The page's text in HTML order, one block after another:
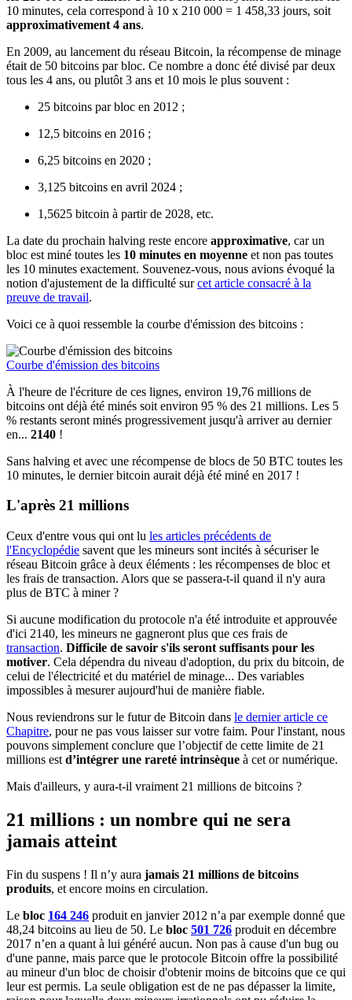
10 minutes, cela correspond à 10 x 210 000 = 1 458,33 jours, soit
approximativement 4 ans.
En 2009, au lancement du réseau Bitcoin, la récompense de minage
était de 50 bitcoins par bloc. Ce nombre a donc été divisé par deux
tous les 4 ans, ou plutôt 3 ans et 10 mois le plus souvent :
25 bitcoins par bloc en 2012 ;
12,5 bitcoins en 2016 ;
6,25 bitcoins en 2020 ;
3,125 bitcoins en avril 2024 ;
1,5625 bitcoin à partir de 2028, etc.
La date du prochain halving reste encore approximative, car un
bloc est miné toutes les 10 minutes en moyenne et non pas toutes
les 10 minutes exactement. Souvenez-vous, nous avions évoqué la
notion d'ajustement de la difficulté surcet article consacré à la
preuve de travail.
Voici ce à quoi ressemble la courbe d'émission des bitcoins :
Courbe d'émission des bitcoins
À l'heure de l'écriture de ces lignes, environ 19,76 millions de
bitcoins ont déjà été minés soit environ 95 % des 21 millions. Les 5
% restants seront minés progressivement jusqu'à arriver au dernier
en... 2140 !
Sans halving et avec une récompense de blocs de 50 BTC toutes les
10 minutes, le dernier bitcoin aurait déjà été miné en 2017 !
L'après 21 millions
Ceux d'entre vous qui ont lu les articles précédents de
l'Encyclopédie savent que les mineurs sont incités à sécuriser le
réseau Bitcoin grâce à deux éléments : les récompenses de bloc et
les frais de transaction. Alors que se passera-t-il quand il n'y aura
plus de BTC à miner ?
Si aucune modification du protocole n'a été introduite et approuvée
d'ici 2140, les mineurs ne gagneront plus que ces frais de
transaction. Difficile de savoir s'ils seront suffisants pour les
motiver. Cela dépendra du niveau d'adoption, du prix du bitcoin, de
celui de l'électricité et du matériel de minage... Des variables
impossibles à mesurer aujourd'hui de manière fiable.
Nous reviendrons sur le futur de Bitcoin dans le dernier article ce
Chapitre, pour ne pas vous laisser sur votre faim. Pour l'instant, nous
pouvons simplement conclure que l’objectif de cette limite de 21
millions est d’intégrer une rareté intrinsèque à cet or numérique.
Mais d'ailleurs, y aura-t-il vraiment 21 millions de bitcoins ?
21 millions : un nombre qui ne sera
jamais atteint
Fin du suspens ! Il n’y aura jamais 21 millions de bitcoins
produits, et encore moins en circulation.
Le bloc 164 246 produit en janvier 2012 n’a par exemple donné que
48,24 bitcoins au lieu de 50. Le bloc 501 726 produit en décembre
2017 n’en a quant à lui généré aucun. Non pas à cause d'un bug ou
d'une panne, mais parce que le protocole Bitcoin offre la possibilité
au mineur d'un bloc de choisir d'obtenir moins de bitcoins que ce qui
leur est permis. La seule obligation est de ne pas dépasser la limite,